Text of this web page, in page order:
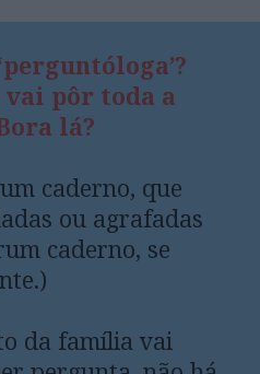
vai pôr toda a
lá?
caderno, que
ou agrafadas
caderno, se
da família vai